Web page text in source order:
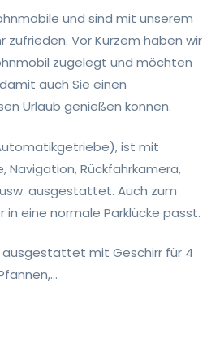
und sind mit unserem
zufrieden. Vor Kurzem haben wir
zugelegt und möchten
auch Sie einen
Urlaub genießen können.
ist mit
Navigation, Rückfahrkamera,
ausgestattet. Auch zum
eine normale Parklücke passt.
mit Geschirr für 4